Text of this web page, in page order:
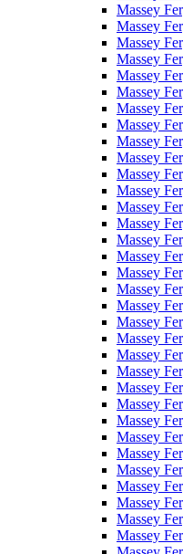
Massey
Massey
Massey
Massey
Massey
Massey
Massey
Massey
Massey
Massey
Massey
Massey
Massey
Massey
Massey
Massey
Massey
Massey
Massey
Massey
Massey
Massey
Massey
Massey
Massey
Massey
Massey
Massey
Massey
Massey
Massey
Massey
Massey